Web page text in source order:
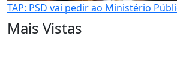
TAP: PSD vai pedir ao Ministério
Mais Vistas